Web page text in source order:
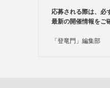
応募される際は、必
最新の開催情報をご
「登竜門」編集部